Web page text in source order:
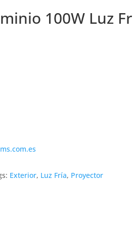
100W Luz
Exterior, Luz Fría, Proyector